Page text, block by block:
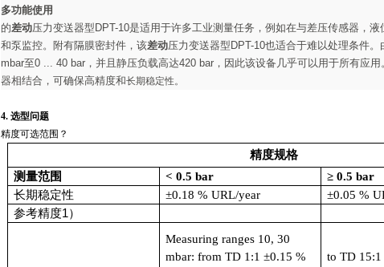
多功能使用
的差动压力变送器型 DPT-10是适用于许多工业测量任务，例如在与差压传感器，
和泵监控。附有隔膜密封件，该差动压力变送器型 DPT-10也适合于难以处理条件。
mbar至0 ... 40 bar，并且静压负载高达420 bar，因此该设备几乎可以用于所有应
器相结合，可确保高精度和长期稳定性。
4. 选型问题
精度可选范围？
精度规格
测量范围
< 0.5 bar ≥0.5 bar
长期稳定性
±0.18 % URL/year ±0.05 %
参考精度1）
Measuring ranges 10, 30
mbar: from TD 1:1 ±0.15 %
to TD 15:1